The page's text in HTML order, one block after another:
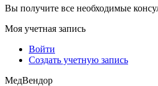
Вы получите все необходимые
Моя учетная запись
Войти
Создать учетную запись
МедВендор